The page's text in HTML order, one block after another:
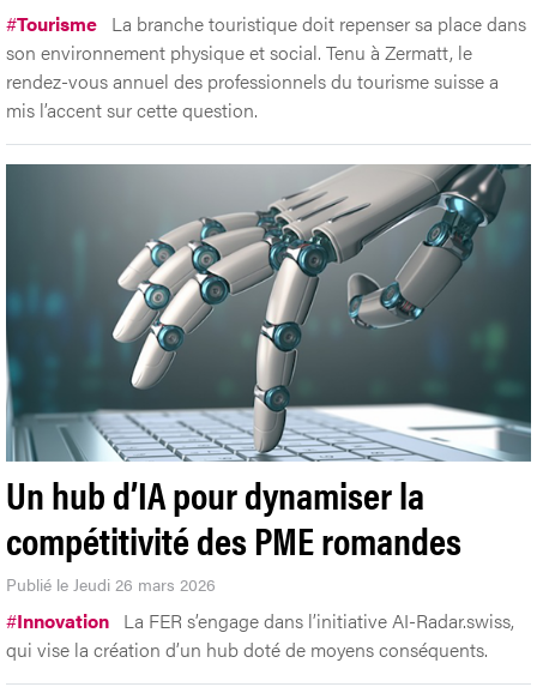
#Tourisme La branche touristique doit repenser sa place dans
son environnement physique et social. Tenu à Zermatt, le
rendez-vous annuel des professionnels du tourisme suisse a
mis l’accent sur cette question.
Un hub d’IA pour dynamiser la
compétitivité des PME romandes
Publié le Jeudi 26 mars 2026
#Innovation La FER s’engage dans l’initiative AI-Radar.swiss,
qui vise la création d’un hub doté de moyens conséquents.